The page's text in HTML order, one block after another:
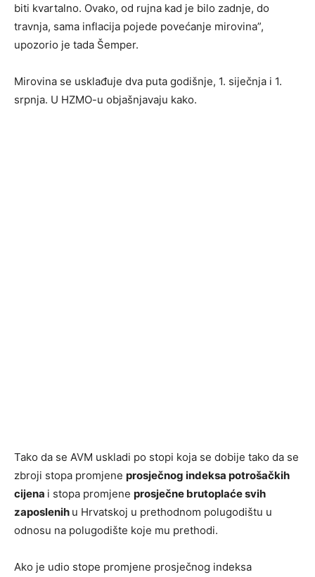
biti kvartalno. Ovako, od rujna kad je bilo zadnje, do
travnja, sama inflacija pojede povećanje mirovina”,
upozorio je tada Šemper.
Mirovina se usklađuje dva puta godišnje, 1. siječnja i 1.
srpnja. U HZMO-u objašnjavaju kako.
Tako da se AVM uskladi po stopi koja se dobije tako da se
zbroji stopa promjene prosječnog indeksa potrošačkih
cijena i stopa promjene prosječne brutoplaće svih
zaposlenih u Hrvatskoj u prethodnom polugodištu u
odnosu na polugodište koje mu prethodi.
Ako je udio stope promjene prosječnog indeksa